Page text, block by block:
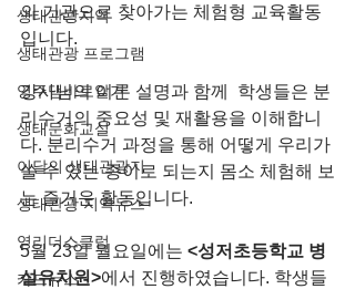
생태관광지역
생태관광 프로그램
영주댐바로알기
생태문화교실
이달의 생태관광지
생태관광 지역뉴스
영리더스클럽
카드뉴스
의 기관으로 찾아가는 체험형 교육활동
입니다.
강사님의 이론 설명과 함께  학생들은 분
리수거의 중요성 및 재활용을 이해합니
다. 분리수거 과정을 통해 어떻게 우리가
쓸 수 있는 종이로 되는지 몸소 체험해 보
는 즐거운 활동입니다.
5월 23일 월요일에는 <성저초등학교 병
설유치원>에서 진행하였습니다. 학생들